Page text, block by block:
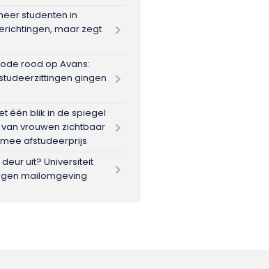
studenten in
maar zegt
rood op Avans:
gingen
één blik in de spiegel
vrouwen zichtbaar
afstudeerprijs
uit? Universiteit
mailomgeving